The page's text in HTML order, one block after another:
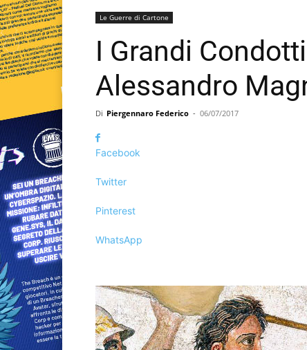
Le Guerre di Cartone
I Grandi
Alessandro
Di Piergennaro Federico - 06/07/2017
Facebook
Twitter
Pinterest
WhatsApp